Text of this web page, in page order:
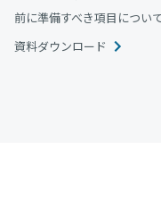
前に準備すべき項目につい
資料ダウンロード